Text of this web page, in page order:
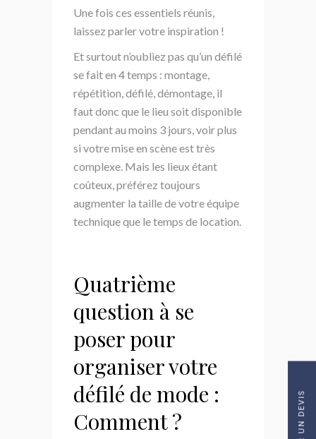
Une fois ces essentiels réunis,
laissez parler votre inspiration !
Et surtout n’oubliez pas qu’un défilé
se fait en 4 temps : montage,
répétition, défilé, démontage, il
faut donc que le lieu soit disponible
pendant au moins 3 jours, voir plus
si votre mise en scène est très
complexe. Mais les lieux étant
coûteux, préférez toujours
augmenter la taille de votre équipe
technique que le temps de location.
Quatrième
question à se
poser pour
organiser votre
défilé de mode :
Comment ?